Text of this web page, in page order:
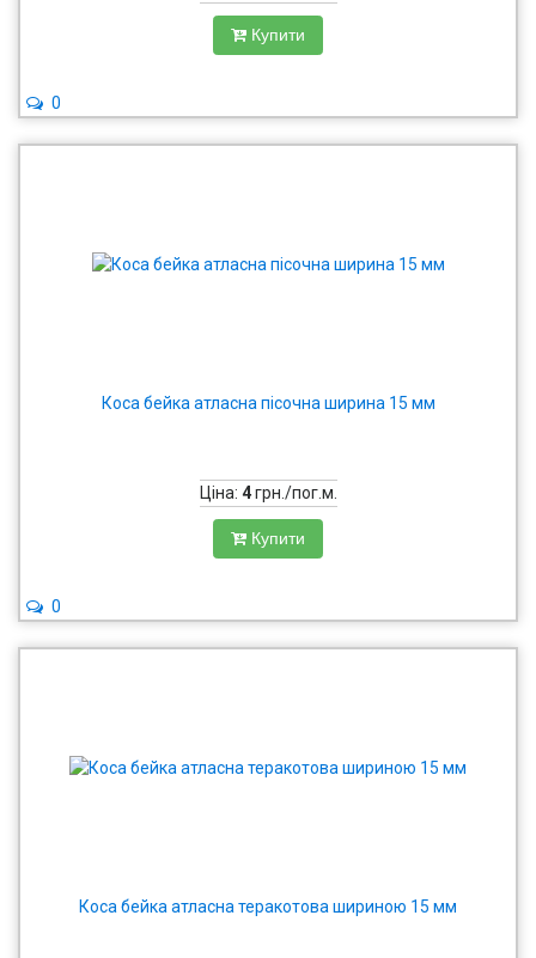
Купити
0
Коса бейка атласна пісочна ширина 15 мм
Ціна: 4грн./пог.м.
Купити
0
Коса бейка атласна теракотова шириною 15 мм